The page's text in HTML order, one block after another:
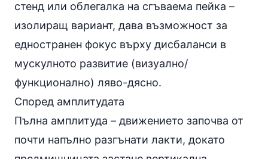
стенд или облегалка на сгъваема пейка –
изолиращ вариант, дава възможност за
едностранен фокус върху дисбаланси в
мускулното развитие (визуално/
функционално) ляво-дясно.
Според амплитудата
Пълна амплитуда – движението започва от
почти напълно разгънати лакти, докато